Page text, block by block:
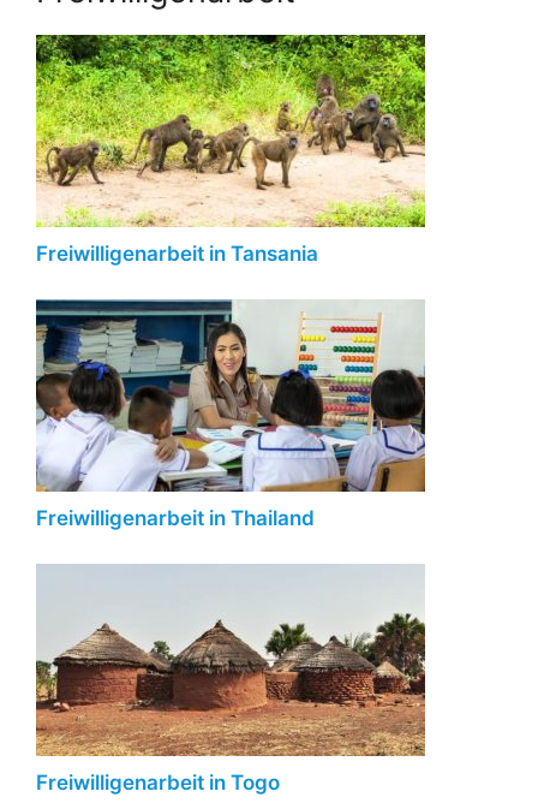
Freiwilligenarbeit in Tansania
Freiwilligenarbeit in Thailand
Freiwilligenarbeit in Togo